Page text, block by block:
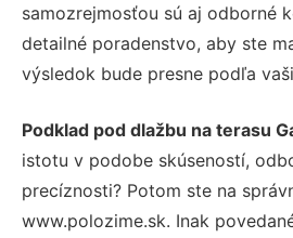
samozrejmosťou sú aj odborné
detailné poradenstvo, aby ste
výsledok bude presne podľa
Podklad pod dlažbu na terasu
istotu v podobe skúseností,
precíznosti? Potom ste na
www.polozime.sk. Inak